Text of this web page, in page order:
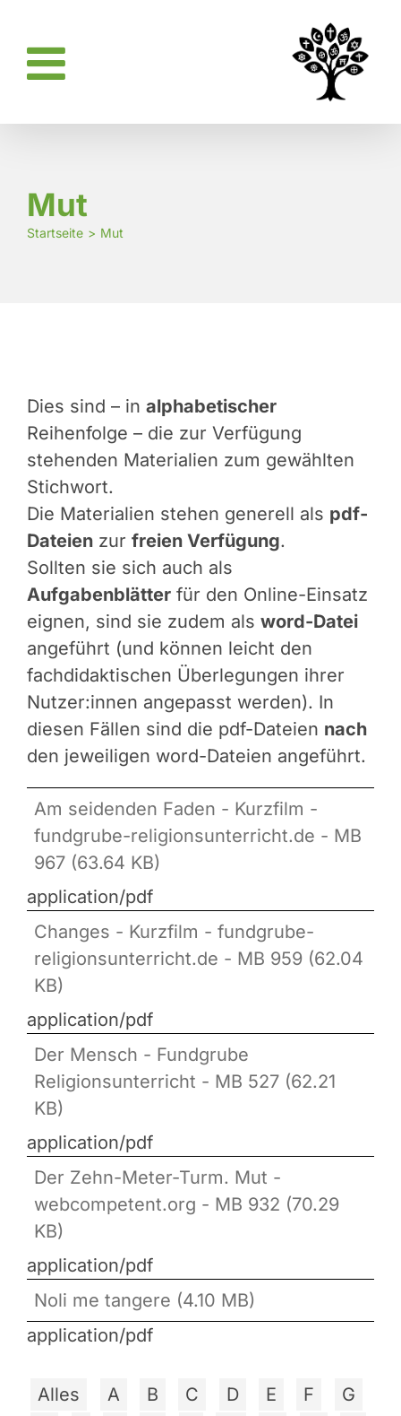
springen
Mut
Startseite Mut
Dies sind – in alphabetischer
Reihenfolge – die zur Verfügung
stehenden Materialien zum gewählten
Stichwort.
Die Materialien stehen generell als pdf-
Dateien zur freien Verfügung.
Sollten sie sich auch als
Aufgabenblätter für den Online-Einsatz
eignen, sind sie zudem als word-Datei
angeführt (und können leicht den
fachdidaktischen Überlegungen ihrer
Nutzer:innen angepasst werden). In
diesen Fällen sind die pdf-Dateien nach
den jeweiligen word-Dateien angeführt.
Am seidenden Faden - Kurzfilm -
fundgrube-religionsunterricht.de - MB
967 (63.64 KB)
application/pdf
Changes - Kurzfilm - fundgrube-
religionsunterricht.de - MB 959 (62.04
KB)
application/pdf
Der Mensch - Fundgrube
Religionsunterricht - MB 527 (62.21
KB)
application/pdf
Der Zehn-Meter-Turm. Mut -
webcompetent.org - MB 932 (70.29
KB)
application/pdf
Noli me tangere (4.10 MB)
application/pdf
Alles A B C D E F
G